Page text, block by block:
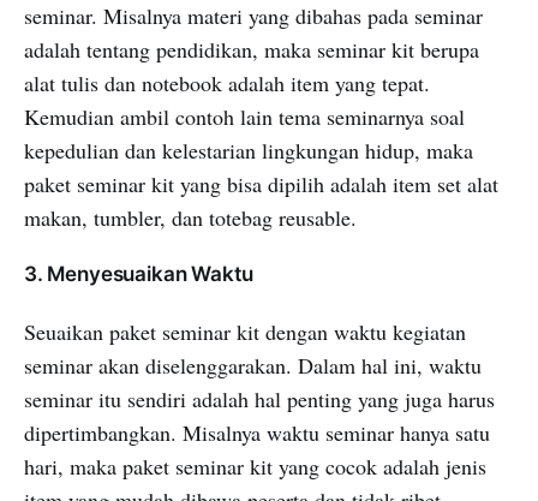
seminar. Misalnya materi yang dibahas pada seminar
adalah tentang pendidikan, maka seminar kit berupa
alat tulis dan notebook adalah item yang tepat.
Kemudian ambil contoh lain tema seminarnya soal
kepedulian dan kelestarian lingkungan hidup, maka
paket seminar kit yang bisa dipilih adalah item set alat
makan, tumbler, dan totebag reusable.
3. Menyesuaikan Waktu
Seuaikan paket seminar kit dengan waktu kegiatan
seminar akan diselenggarakan. Dalam hal ini, waktu
seminar itu sendiri adalah hal penting yang juga harus
dipertimbangkan. Misalnya waktu seminar hanya satu
hari, maka paket seminar kit yang cocok adalah jenis